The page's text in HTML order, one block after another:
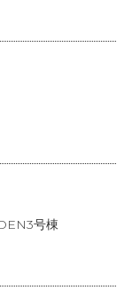
号棟